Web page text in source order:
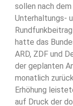
sollen nach
Unterhaltungs-
hatte das
ARD, ZDF und
der geplanten
monatlich
Erhöhung
auf Druck der